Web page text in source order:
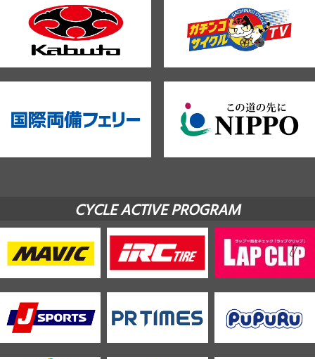
CYCLE ACTIVE PROGRAM